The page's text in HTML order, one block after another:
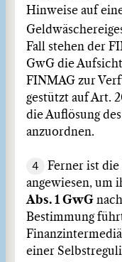
Hinweise auf
Fall stehen der
GwG die
FINMAG zur
gestützt auf Art.
die Auflösung
anzuordnen.
4
Ferner ist
angewiesen, um
Abs. 1 GwG
Bestimmung
einer